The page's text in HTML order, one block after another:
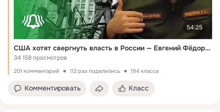
54:25
США хотят свергнуть власть в России — Евгений Фёдоров
34 158 просмотров
201 комментарий 112 раз поделились 194 класса
Комментировать Класс